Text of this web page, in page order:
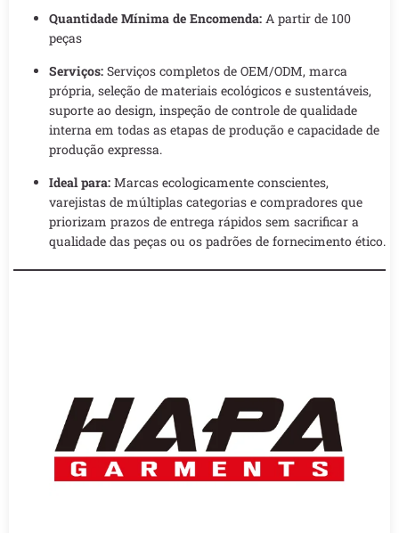
Quantidade Mínima de Encomenda: A partir de 100
peças
Serviços: Serviços completos de OEM/ODM, marca
própria, seleção de materiais ecológicos e sustentáveis,
suporte ao design, inspeção de controle de qualidade
interna em todas as etapas de produção e capacidade de
produção expressa.
Ideal para: Marcas ecologicamente conscientes,
varejistas de múltiplas categorias e compradores que
priorizam prazos de entrega rápidos sem sacrificar a
qualidade das peças ou os padrões de fornecimento ético.